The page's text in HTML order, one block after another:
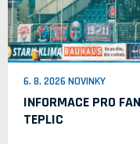
6. 8. 2026 NOVINKY
INFORMACE PRO
TEPLIC